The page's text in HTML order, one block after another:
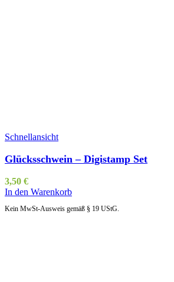
Schnellansicht
Glücksschwein – Digistamp Set
3,50 €
In den Warenkorb
Kein MwSt-Ausweis gemäß § 19 UStG.